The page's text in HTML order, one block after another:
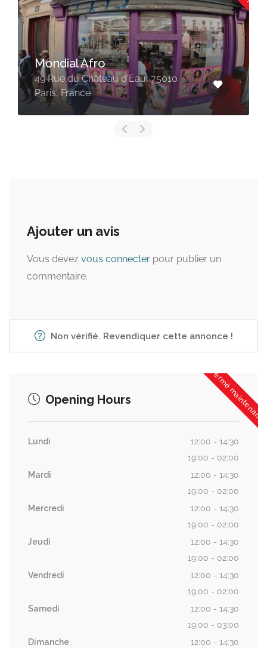
75010
Taco Afro Coiffure
56 Bd de Strasbourg, 75010
France
Ajouter un avis
Vous devez vous connecter pour publier un
commentaire.
Non vérifié. Revendiquer cette annonce !
Fermé maintenant
Opening Hours
Lundi
12:00 - 14:30
19:00 - 02:00
Mardi
12:00 - 14:30
19:00 - 02:00
Mercredi
12:00 - 14:30
19:00 - 02:00
Jeudi
12:00 - 14:30
19:00 - 02:00
Vendredi
12:00 - 14:30
19:00 - 02:00
Samedi
12:00 - 14:30
19:00 - 03:00
Dimanche
12:00 - 14:30